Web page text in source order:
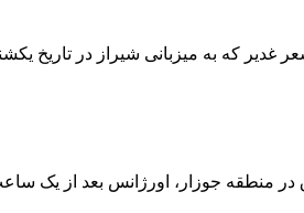
که به میزبانی شیراز در تاریخ
منطقه جوزار، اورژانس بعد از یک